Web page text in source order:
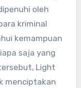
oleh
kriminal
kemampuan
saja yang
Light
menciptakan